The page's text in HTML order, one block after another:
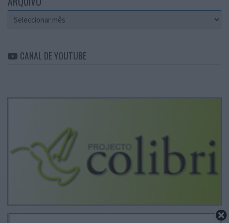
Arquivo
CANAL DE YOUTUBE